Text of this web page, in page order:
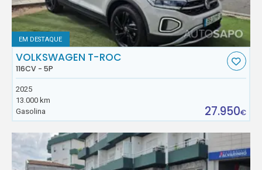
EM DESTAQUE
VOLKSWAGEN T-ROC
116CV - 5P
2025
13.000 km
Gasolina
27.950€